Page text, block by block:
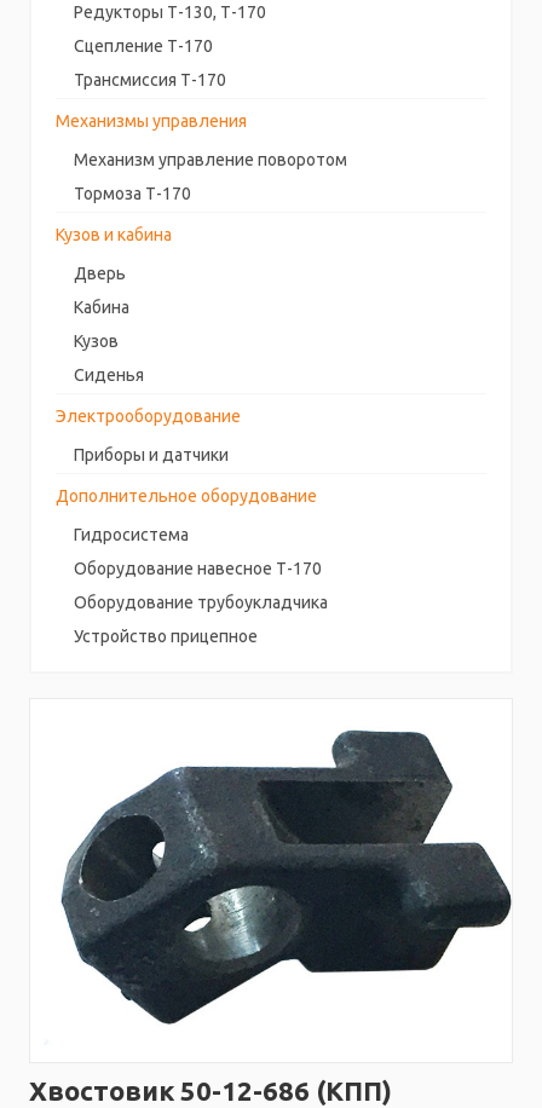
Редукторы Т-130, Т-170
Сцепление Т-170
Трансмиссия Т-170
Механизмы управления
Механизм управление поворотом
Тормоза Т-170
Кузов и кабина
Дверь
Кабина
Кузов
Сиденья
Электрооборудование
Приборы и датчики
Дополнительное оборудование
Гидросистема
Оборудование навесное Т-170
Оборудование трубоукладчика
Устройство прицепное
Хвостовик 50-12-686 (КПП)